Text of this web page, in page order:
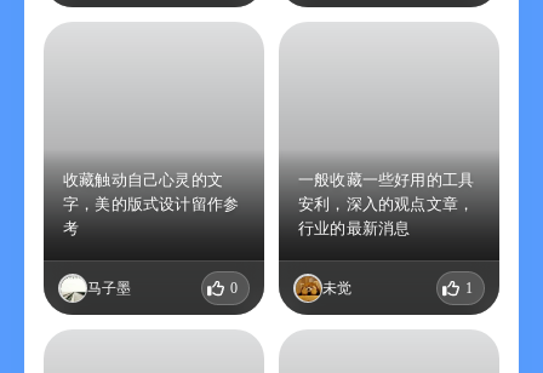
收藏触动自己心灵的文
字，美的版式设计留作参
考
马子墨 0
一般收藏一些好用的工具
安利，深入的观点文章，
行业的最新消息
未觉 1